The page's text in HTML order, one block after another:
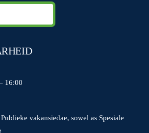
16:00
vakansiedae, sowel as Spesiale